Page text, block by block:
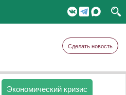
Сделать новость
Экономический кризис